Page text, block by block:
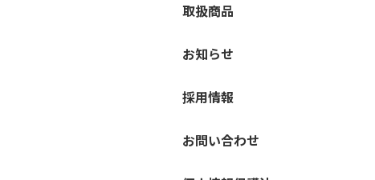
取扱商品
お知らせ
採用情報
お問い合わせ